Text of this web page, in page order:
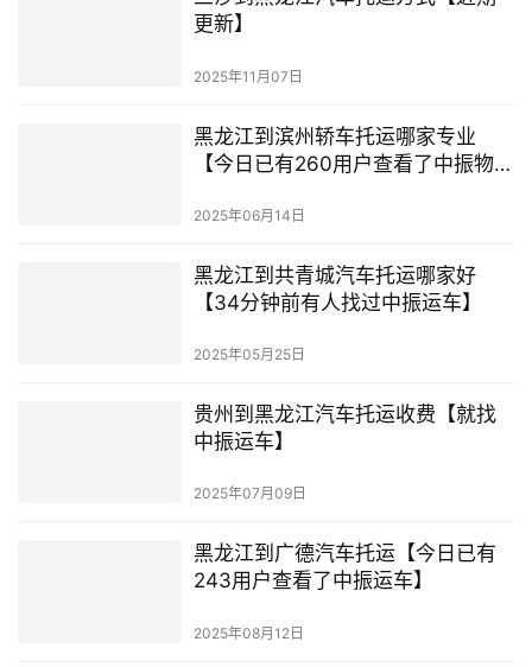
更新】
2025年11月07日
黑龙江到滨州轿车托运哪家专业
【今日已有260用户查看了中振物
2025年06月14日
黑龙江到共青城汽车托运哪家好
【34分钟前有人找过中振运车】
2025年05月25日
贵州到黑龙江汽车托运收费【就找
中振运车】
2025年07月09日
黑龙江到广德汽车托运【今日已有
243用户查看了中振运车】
2025年08月12日